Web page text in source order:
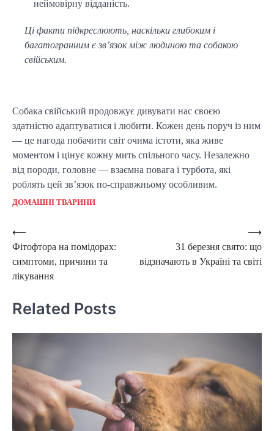
неймовірну відданість.
Ці факти підкреслюють, наскільки глибоким і
багатогранним є зв’язок між людиною та собакою
свійським.
Собака свійський продовжує дивувати нас своєю
здатністю адаптуватися і любити. Кожен день поруч із ним
— це нагода побачити світ очима істоти, яка живе
моментом і цінує кожну мить спільного часу. Незалежно
від породи, головне — взаємна повага і турбота, які
роблять цей зв’язок по-справжньому особливим.
ДОМАШНІ ТВАРИНИ
Post
navigation
⟵
Фітофтора на помідорах:
симптоми, причини та
лікування
31 березня свято: що
відзначають в Україні та світі
⟶
Related Posts